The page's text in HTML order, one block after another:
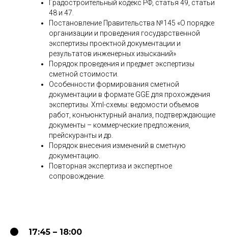
Градостроительный кодекс РФ, статья 49, статьи
48 и 47.
Постановление Правительства №145 «О порядке
организации и проведения государственной
экспертизы проектной документации и
результатов инженерных изысканий»
Порядок проведения и предмет экспертизы
сметной стоимости.
Особенности формирования сметной
документации в формате GGE для прохождения
экспертизы. Xml-схемы: ведомости объемов
работ, конъюнктурный анализ, подтверждающие
документы – коммерческие предложения,
прейскуранты и др.
Порядок внесения изменений в сметную
документацию.
Повторная экспертиза и экспертное
сопровождение.
17:45 – 18:00